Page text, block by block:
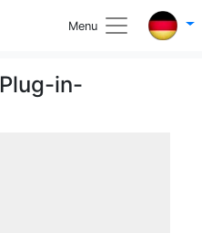
Menu
in-